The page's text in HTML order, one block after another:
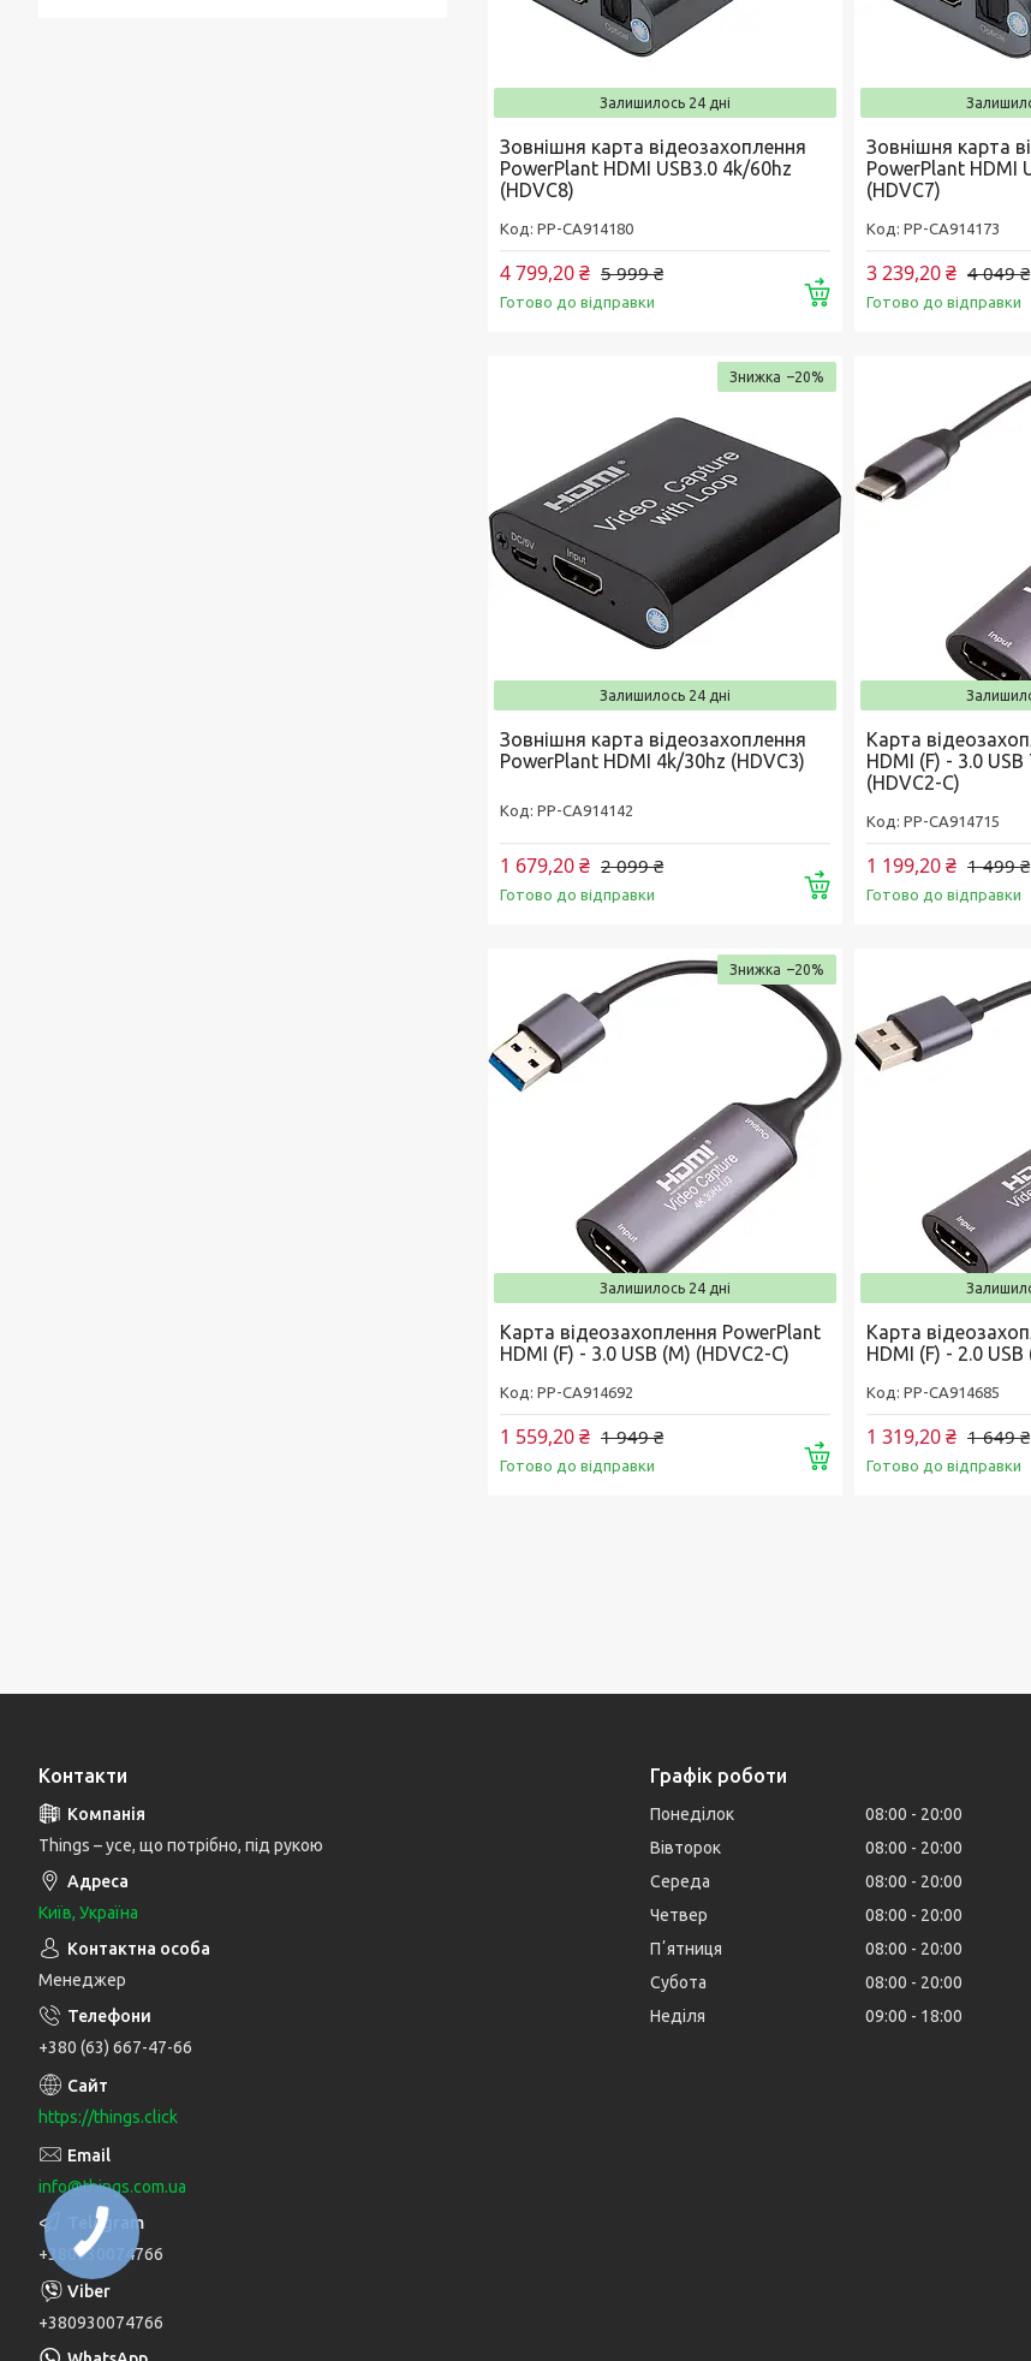
Залишилось 24 дні
Зовнішня карта відеозахоплення
PowerPlant HDMI USB3.0 4k/60hz
(HDVC8)
РР-CA914180
5 999 ₴
4 799,20 ₴
Готово до відправки Купити
Зовнішня карта
PowerPlant HDMI
(HDVC7)
РР-CA914173
4 049 ₴
3 239,20 ₴
Готово до відправки
–20%
Залишилось 24 дні
Зовнішня карта відеозахоплення
PowerPlant HDMI 4k/30hz (HDVC3)
РР-CA914142
2 099 ₴
1 679,20 ₴
Готово до відправки Купити
Карта
HDMI (F) - 3.0
(HDVC2-C)
РР-CA914715
1 499 ₴
1 199,20 ₴
Готово до відправки
–20%
Залишилось 24 дні
Карта відеозахоплення PowerPlant
HDMI (F) - 3.0 USB (M) (HDVC2-C)
РР-CA914692
1 949 ₴
1 559,20 ₴
Готово до відправки Купити
Карта
HDMI (F) - 2.0
РР-CA914685
1 649 ₴
1 319,20 ₴
Готово до відправки
Контакти
Things – усе, що потрібно, під рукою
Київ, Україна
Менеджер
+380 (63) 667-47-66
https://things.click
info@things.com.ua
+380930074766
+380930074766
Графік роботи
Понеділок 08:00
20:00
Вівторок
08:00
20:00
Середа
08:00
20:00
Четвер
08:00
20:00
Пʼятниця
08:00
20:00
Субота
08:00
20:00
Неділя
09:00 18:00